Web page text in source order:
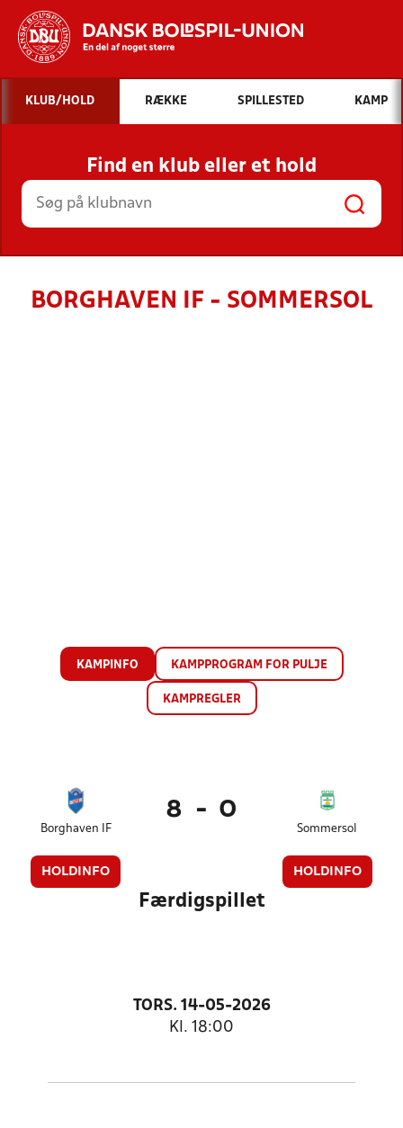
Hvad vil du søge efter?
INDHOLD OG NYHEDER
STILLINGER, RESULTATER, KLUBBER OG
HOLD
KLUB/HOLD RÆKKE SPILLESTED KAMP
Find en klub eller et hold
BORGHAVEN IF - SOMMERSOL
KAMPINFO KAMPPROGRAM FOR PULJE
KAMPREGLER
Borghaven IF
HOLDINFO
8 - 0
Sommersol
HOLDINFO
Færdigspillet
TORS. 14-05-2026
Kl. 18:00